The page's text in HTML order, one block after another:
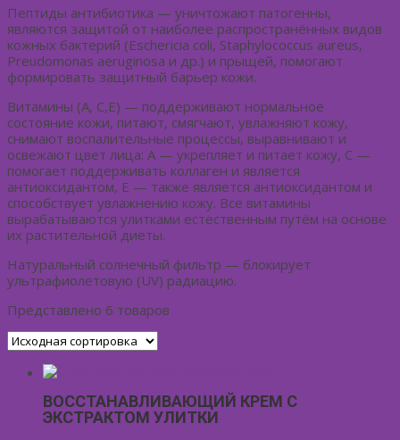
Пептиды антибиотика — уничтожают патогенны,
являются защитой от наиболее распространённых видов
кожных бактерий (Eschericia coli, Staphylococcus aureus,
Preudomonas aeruginosa и др.) и прыщей, помогают
формировать защитный барьер кожи.
Витамины (A, C,E) — поддерживают нормальное
состояние кожи, питают, смягчают, увлажняют кожу,
снимают воспалительные процессы, выравнивают и
освежают цвет лица: А — укрепляет и питает кожу, С —
помогает поддерживать коллаген и является
антиоксидантом, Е — также является антиоксидантом и
способствует увлажнению кожу. Все витамины
вырабатываются улитками естественным путём на основе
их растительной диеты.
Натуральный солнечный фильтр — блокирует
ультрафиолетовую (UV) радиацию.
Представлено 6 товаров
ВОССТАНАВЛИВАЮЩИЙ КРЕМ С
ЭКСТРАКТОМ УЛИТКИ